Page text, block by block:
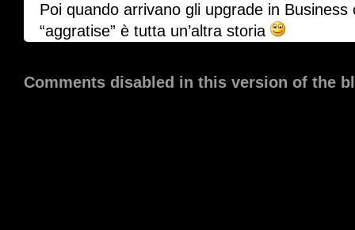
Poi quando arrivano gli upgrade in Business
“aggratise” è tutta un’altra storia
Comments disabled in this version of the